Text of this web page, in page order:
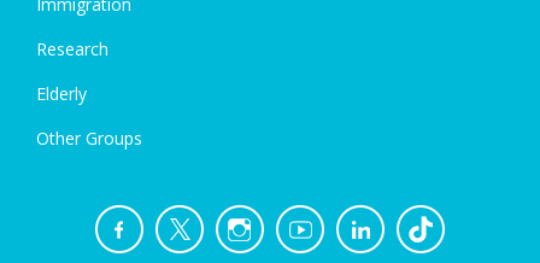
Immigration
Research
Elderly
Other Groups